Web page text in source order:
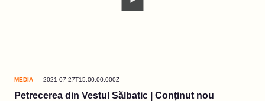
MEDIA 2021-07-27T15:00:00.000Z
Petrecerea din Vestul Sălbatic | Conținut nou